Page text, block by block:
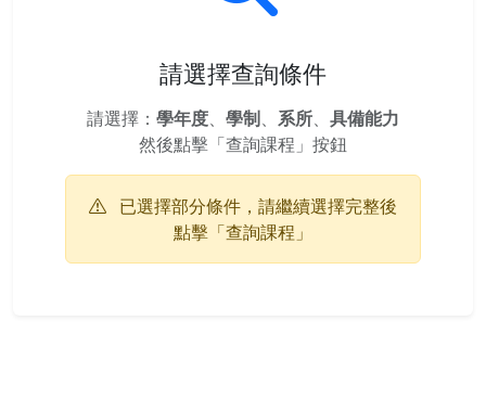
請選擇查詢條件
請選擇： 學年度、 學制、 系所、 具備能力
然後點擊「查詢課程」按鈕
已選擇部分條件，請繼續選擇完整後
點擊「查詢課程」